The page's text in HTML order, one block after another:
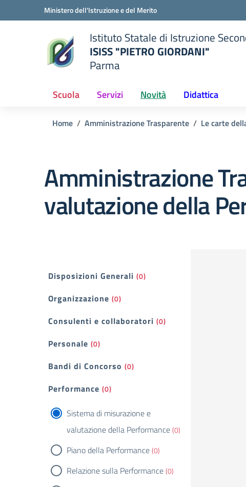
Vai ai contenuti
Vai al menu di navigazioneMinistero dell'Istruzione e del Merito
Istituto Statale di Istruzione
ISISS "PIETRO GIORDANI"
Parma
Scuola Servizi Novità Didattica
Home Amministrazione Trasparente Le carte
Amministrazione
valutazione della
Filtri
Disposizioni Generali (0)
Organizzazione (0)
Consulenti e collaboratori (0)
Personale (0)
Bandi di Concorso (0)
Performance (0)
Sistema di misurazione e
valutazione della Performance(0)
Piano della Performance(0)
Relazione sulla Performance(0)